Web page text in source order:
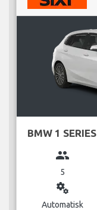
BMW 1 SERIES
group
5
miscellaneous_services
Automatisk